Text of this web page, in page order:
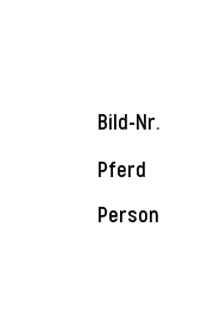
Bild-Nr.
Pferd
Person